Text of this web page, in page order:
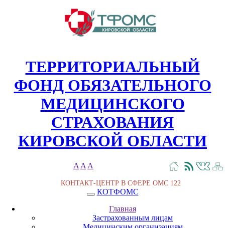
ТЕРРИТОРИАЛЬНЫЙ
ФОНД ОБЯЗАТЕЛЬНОГО
МЕДИЦИНСКОГО
СТРАХОВАНИЯ
КИРОВСКОЙ ОБЛАСТИ
A A A
КОНТАКТ-ЦЕНТР В СФЕРЕ ОМС 122
КОТФОМС
Главная
Застрахованным лицам